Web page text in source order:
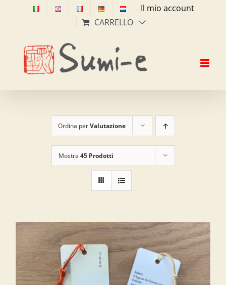
Il mio account
CARRELLO
Ordina perValutazione
Mostra 45 Prodotti